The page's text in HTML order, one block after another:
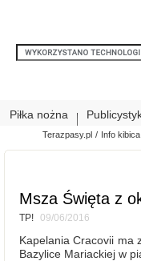
Piłka nożna
Terazpasy.pl / Info kibica
Msza Święta z
TP! 09/06/2016
Kapelania Cracovii ma
Bazylice Mariackiej w